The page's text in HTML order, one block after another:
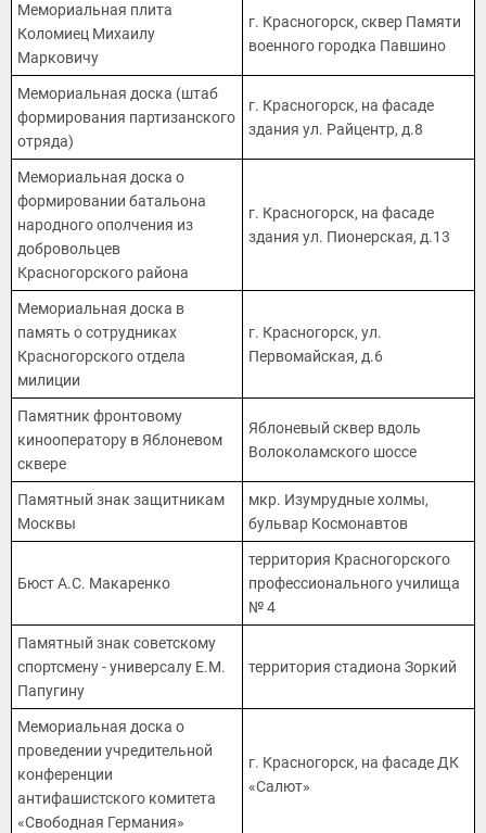
Мемориальная плита
Коломиец Михаилу
Марковичу
г. Красногорск, сквер Памяти
военного городка Павшино
Мемориальная доска (штаб
формирования партизанского
отряда)
г. Красногорск, на фасаде
здания ул. Райцентр, д.8
Мемориальная доска о
формировании батальона
народного ополчения из
добровольцев
Красногорского района
г. Красногорск, на фасаде
здания ул. Пионерская, д.13
Мемориальная доска в
память о сотрудниках
Красногорского отдела
милиции
г. Красногорск, ул.
Первомайская, д.6
Памятник фронтовому
кинооператору в Яблоневом
сквере
Яблоневый сквер вдоль
Волоколамского шоссе
Памятный знак защитникам
Москвы
мкр. Изумрудные холмы,
бульвар Космонавтов
Бюст А.С. Макаренко
территория Красногорского
профессионального училища
№ 4
Памятный знак советскому
спортсмену - универсалу Е.М.
Папугину
территория стадиона Зоркий
Мемориальная доска о
проведении учредительной
конференции
антифашистского комитета
«Свободная Германия»
г. Красногорск, на фасаде ДК
«Салют»